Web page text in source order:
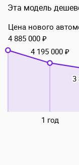
Эта модель
1 год
Цена нового
4 885 000 ₽
4 195 000 ₽
3